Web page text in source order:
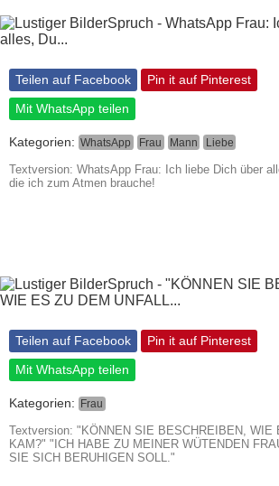
Teilen auf Facebook
Pin it auf Pinterest
Mit WhatsApp teilen
Kategorien: WhatsApp Frau Mann Liebe
Textversion: WhatsApp Frau: Ich liebe Dich über
die ich zum Atmen brauche!
Teilen auf Facebook
Pin it auf Pinterest
Mit WhatsApp teilen
Kategorien: Frau
Textversion: "KÖNNEN SIE BESCHREIBEN, WIE
KAM?" "ICH HABE ZU MEINER WÜTENDEN
SIE SICH BERUHIGEN SOLL."